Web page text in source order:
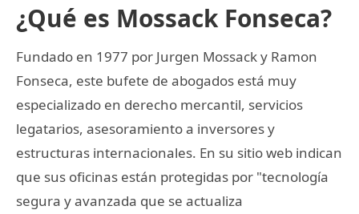
¿Qué es Mossack Fonseca?
Fundado en 1977 por Jurgen Mossack y Ramon
Fonseca, este bufete de abogados está muy
especializado en derecho mercantil, servicios
legatarios, asesoramiento a inversores y
estructuras internacionales. En su sitio web indican
que sus oficinas están protegidas por "tecnología
segura y avanzada que se actualiza